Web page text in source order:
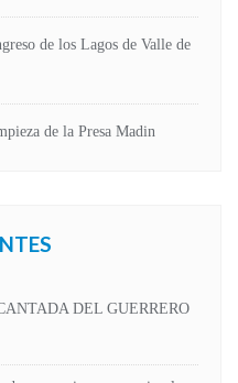
de los Lagos de Valle de
de la Presa Madin
DEL GUERRERO